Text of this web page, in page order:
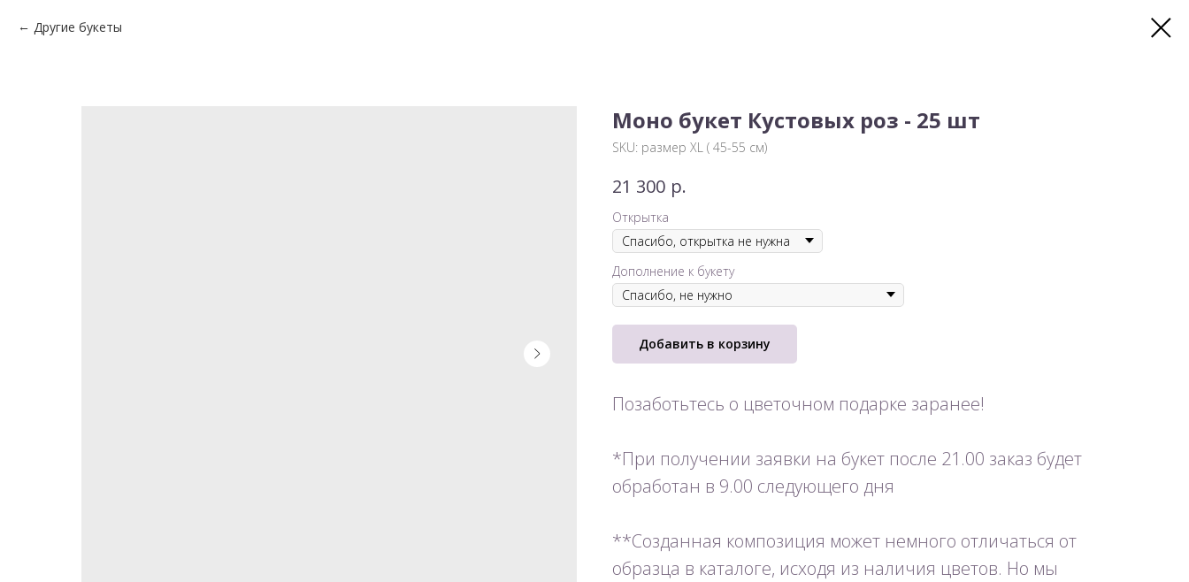
Другие букеты
Моно букет Кустовых роз - 25 шт
SKU: размер XL ( 45-55 см)
21 300 р.
Открытка
Дополнение к букету
Добавить в корзину
Позаботьтесь о цветочном подарке заранее!
*При получении заявки на букет после 21.00 заказ будет
обработан в 9.00 следующего дня
**Созданная композиция может немного отличаться от
образца в каталоге, исходя из наличия цветов. Но мы